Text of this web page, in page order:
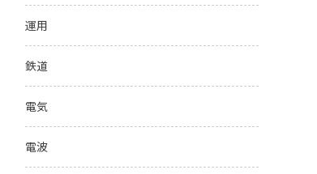
運用
鉄道
電気
電波